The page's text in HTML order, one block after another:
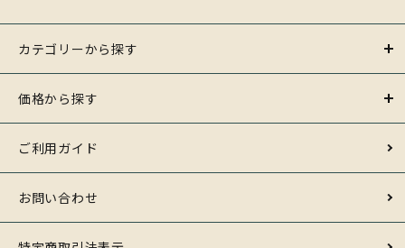
カテゴリーから探す
価格から探す
ご利用ガイド
お問い合わせ